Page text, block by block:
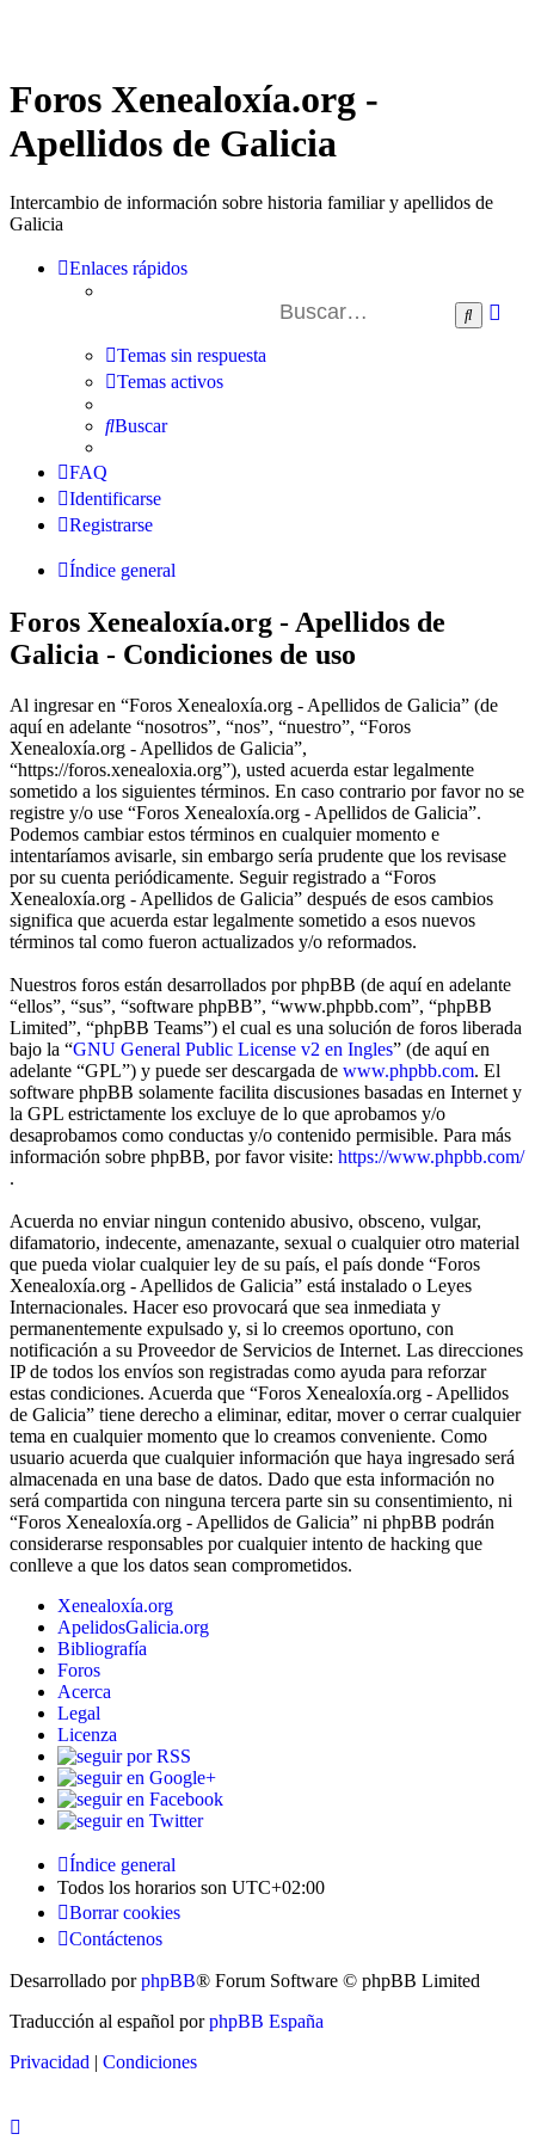
Foros Xenealoxía.org -
Apellidos de Galicia
Intercambio de información sobre historia familiar y apellidos de
Galicia
Buscar
Enlaces rápidos
Temas sin respuesta
Temas activos
Buscar
FAQ
Identificarse
Registrarse
Índice general
Foros Xenealoxía.org - Apellidos de
Galicia - Condiciones de uso
Al ingresar en “Foros Xenealoxía.org - Apellidos de Galicia” (de
aquí en adelante “nosotros”, “nos”, “nuestro”, “Foros
Xenealoxía.org - Apellidos de Galicia”,
“https://foros.xenealoxia.org”), usted acuerda estar legalmente
sometido a los siguientes términos. En caso contrario por favor no se
registre y/o use “Foros Xenealoxía.org - Apellidos de Galicia”.
Podemos cambiar estos términos en cualquier momento e
intentaríamos avisarle, sin embargo sería prudente que los revisase
por su cuenta periódicamente. Seguir registrado a “Foros
Xenealoxía.org - Apellidos de Galicia” después de esos cambios
significa que acuerda estar legalmente sometido a esos nuevos
términos tal como fueron actualizados y/o reformados.
Nuestros foros están desarrollados por phpBB (de aquí en adelante
“ellos”, “sus”, “software phpBB”, “www.phpbb.com”, “phpBB
Limited”, “phpBB Teams”) el cual es una solución de foros liberada
bajo la “GNU General Public License v2 en Ingles” (de aquí en
adelante “GPL”) y puede ser descargada de www.phpbb.com. El
software phpBB solamente facilita discusiones basadas en Internet y
la GPL estrictamente los excluye de lo que aprobamos y/o
desaprobamos como conductas y/o contenido permisible. Para más
información sobre phpBB, por favor visite: https://www.phpbb.com/
.
Acuerda no enviar ningun contenido abusivo, obsceno, vulgar,
difamatorio, indecente, amenazante, sexual o cualquier otro material
que pueda violar cualquier ley de su país, el país donde “Foros
Xenealoxía.org - Apellidos de Galicia” está instalado o Leyes
Internacionales. Hacer eso provocará que sea inmediata y
permanentemente expulsado y, si lo creemos oportuno, con
notificación a su Proveedor de Servicios de Internet. Las direcciones
IP de todos los envíos son registradas como ayuda para reforzar
estas condiciones. Acuerda que “Foros Xenealoxía.org - Apellidos
de Galicia” tiene derecho a eliminar, editar, mover o cerrar cualquier
tema en cualquier momento que lo creamos conveniente. Como
usuario acuerda que cualquier información que haya ingresado será
almacenada en una base de datos. Dado que esta información no
será compartida con ninguna tercera parte sin su consentimiento, ni
“Foros Xenealoxía.org - Apellidos de Galicia” ni phpBB podrán
considerarse responsables por cualquier intento de hacking que
conlleve a que los datos sean comprometidos.
Xenealoxía.org
ApelidosGalicia.org
Bibliografía
Foros
Acerca
Legal
Licenza
Índice general
Todos los horarios son UTC+02:00
Borrar cookies
Contáctenos
Desarrollado porphpBB® Forum Software © phpBB Limited
Traducción al español porphpBB España
Privacidad | Condiciones